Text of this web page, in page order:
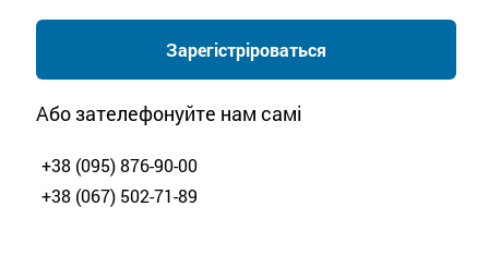
Або зателефонуйте нам самі
+38 (095) 876-90-00
+38 (067) 502-71-89
Зарегістріроваться